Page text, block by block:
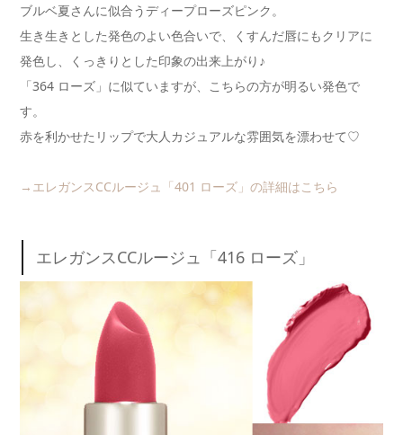
ブルベ夏さんに似合うディープローズピンク。
生き生きとした発色のよい色合いで、くすんだ唇にもクリアに
発色し、くっきりとした印象の出来上がり♪
「364 ローズ」に似ていますが、こちらの方が明るい発色で
す。
赤を利かせたリップで大人カジュアルな雰囲気を漂わせて♡
→エレガンスCCルージュ「401 ローズ」の詳細はこちら
エレガンスCCルージュ「416 ローズ」